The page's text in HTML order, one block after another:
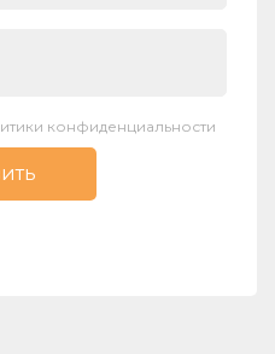
конфиденциальности